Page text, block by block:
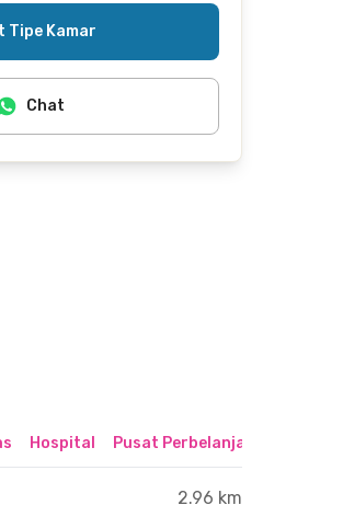
Tipe Kamar
Chat
Hospital Pusat Perbelanjaan &
2.96 km